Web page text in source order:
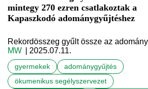
mintegy 270 ezren csatlakoztak a
Kapaszkodó adománygyűjtéshez
Rekordösszeg gyűlt össze az
MW
| 2025.07.11.
gyermekek
adománygyűjtés
ökumenikus segélyszervezet